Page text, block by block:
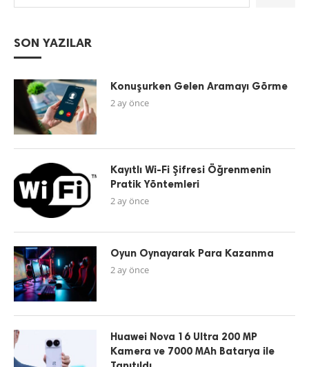
SON YAZILAR
Konuşurken Gelen Aramayı Görme
2 ay önce
Kayıtlı Wi-Fi Şifresi Öğrenmenin
Pratik Yöntemleri
2 ay önce
Oyun Oynayarak Para Kazanma
2 ay önce
Huawei Nova 16 Ultra 200 MP
Kamera ve 7000 MAh Batarya ile